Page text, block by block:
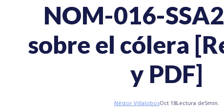
NOM-016-
sobre el cólera
y PDF]
Néstor VillalobosOct 18Lectura de5min.